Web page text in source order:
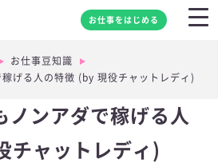
お仕事をはじめる
お仕事豆知識
げる人の特徴 (by 現役チャットレディ)
ノンアダで稼げる人
チャットレディ)